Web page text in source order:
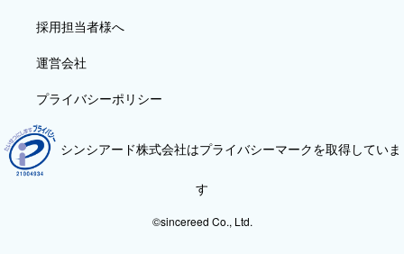
採用担当者様へ
運営会社
プライバシーポリシー
シンシアード株式会社はプライバシーマークを取得していま
す
©sincereed Co., Ltd.